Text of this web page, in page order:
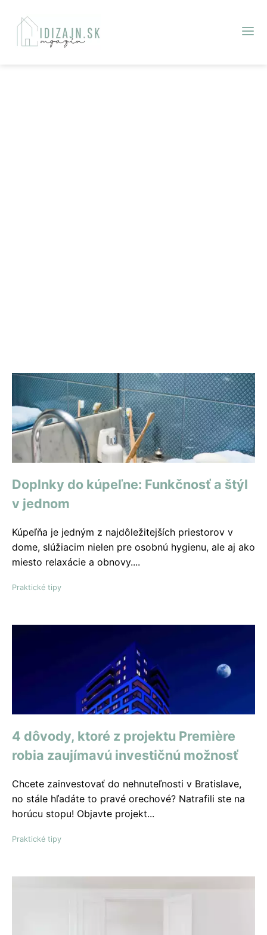
Doplnky do kúpeľne: Funkčnosť a štýl
v jednom
Kúpeľňa je jedným z najdôležitejších priestorov v
dome, slúžiacim nielen pre osobnú hygienu, ale aj ako
miesto relaxácie a obnovy....
Praktické tipy
4 dôvody, ktoré z projektu Premiѐre
robia zaujímavú investičnú možnosť
Chcete zainvestovať do nehnuteľnosti v Bratislave,
no stále hľadáte to pravé orechové? Natrafili ste na
horúcu stopu! Objavte projekt...
Praktické tipy